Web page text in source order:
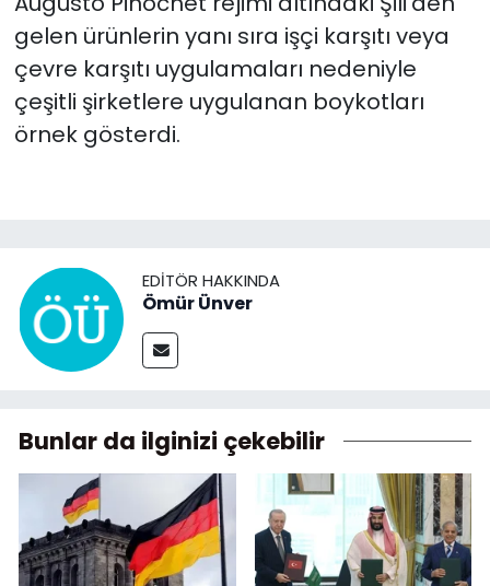
gelen ürünlerin yanı sıra işçi karşıtı veya
çevre karşıtı uygulamaları nedeniyle
çeşitli şirketlere uygulanan boykotları
örnek gösterdi.
EDITÖR HAKKINDA
Ömür Ünver
Bunlar da ilginizi çekebilir